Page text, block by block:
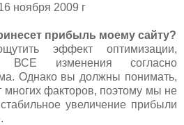
ноября 2009 г
прибыль моему сайту?
эффект оптимизации,
ВСЕ изменения согласно
Однако вы должны понимать,
многих факторов, поэтому мы не
увеличение прибыли